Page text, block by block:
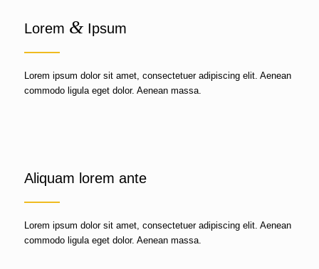
Lorem &Ipsum
Lorem ipsum dolor sit amet, consectetuer adipiscing elit. Aenean
commodo ligula eget dolor. Aenean massa.
Aliquam lorem ante
Lorem ipsum dolor sit amet, consectetuer adipiscing elit. Aenean
commodo ligula eget dolor. Aenean massa.